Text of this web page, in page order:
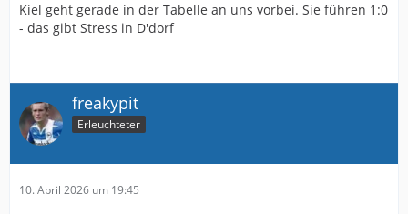
Kiel geht gerade in der Tabelle an uns vorbei. Sie führen 1:0
- das gibt Stress in D'dorf
freakypit
Erleuchteter
10. April 2026 um 19:45